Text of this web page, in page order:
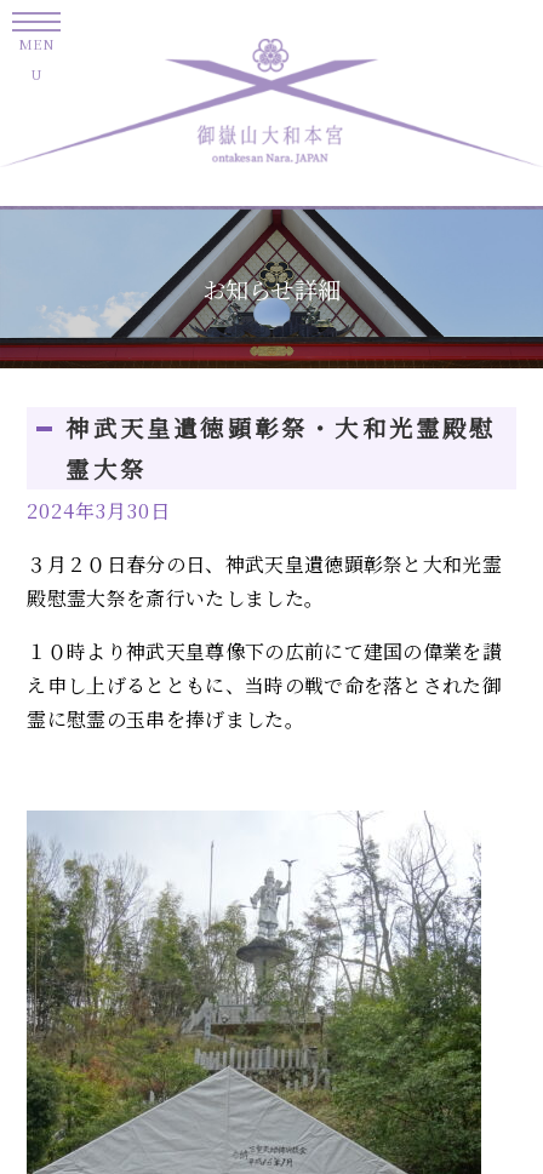
お知らせ詳細
神武天皇遺徳顕彰祭・大和光霊殿慰
霊大祭
2024年3月30日
３月２０日春分の日、神武天皇遺徳顕彰祭と大和光霊
殿慰霊大祭を斎行いたしました。
１０時より神武天皇尊像下の広前にて建国の偉業を讃
え申し上げるとともに、当時の戦で命を落とされた御
霊に慰霊の玉串を捧げました。